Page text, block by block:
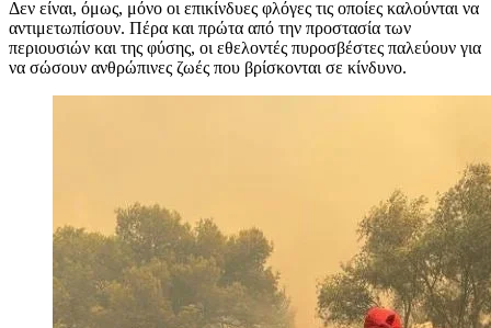
Δεν είναι, όμως, μόνο οι επικίνδυες φλόγες τις οποίες καλούνται να
αντιμετωπίσουν. Πέρα και πρώτα από την προστασία των
περιουσιών και της φύσης, οι εθελοντές πυροσβέστες παλεύουν για
να σώσουν ανθρώπινες ζωές που βρίσκονται σε κίνδυνο.